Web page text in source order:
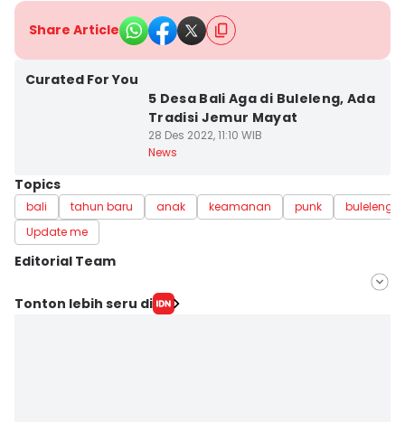
Share Article
Curated For You
5 Desa Bali Aga di Buleleng, Ada
Tradisi Jemur Mayat
28 Des 2022, 11:10 WIB
News
Topics
bali tahun baru anak keamanan punk
buleleng
Update me
Editorial Team
Editor
Tonton lebih seru di